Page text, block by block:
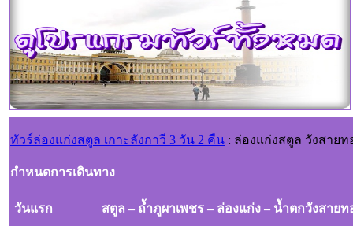
ทัวร์ล่องแก่งสตูล เกาะลังกาวี 3 วัน 2 คืน : ล่องแก่งสตูล วังสาย
กำหนดการเดินทาง
วันแรก สตูล – ถ้ำภูผาเพชร – ล่องแก่ง – น้ำตกวัง